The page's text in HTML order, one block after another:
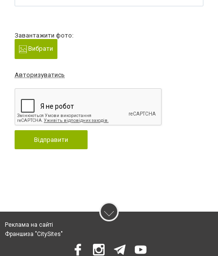
Завантажити фото:
Вибрати
Авторизуватись
Відправити
Реклама на сайті
Франшиза "CitySites"